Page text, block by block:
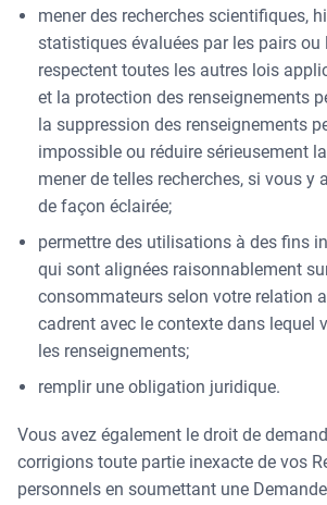
mener des recherches scientifiques,
statistiques évaluées par les pairs ou
respectent toutes les autres lois
et la protection des renseignements
la suppression des renseignements
impossible ou réduire sérieusement
mener de telles recherches, si vous y
de façon éclairée;
permettre des utilisations à des fins
qui sont alignées raisonnablement
consommateurs selon votre relation
cadrent avec le contexte dans lequel
les renseignements;
remplir une obligation juridique.
Vous avez également le droit de
corrigions toute partie inexacte de vos
personnels en soumettant une